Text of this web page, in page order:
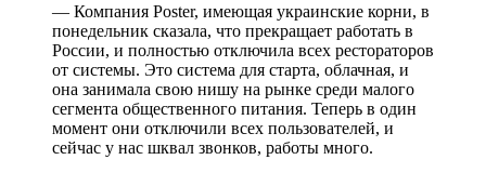
— Компания Poster, имеющая украинские корни, в
понедельник сказала, что прекращает работать в
России, и полностью отключила всех рестораторов
от системы. Это система для старта, облачная, и
она занимала свою нишу на рынке среди малого
сегмента общественного питания. Теперь в один
момент они отключили всех пользователей, и
сейчас у нас шквал звонков, работы много.